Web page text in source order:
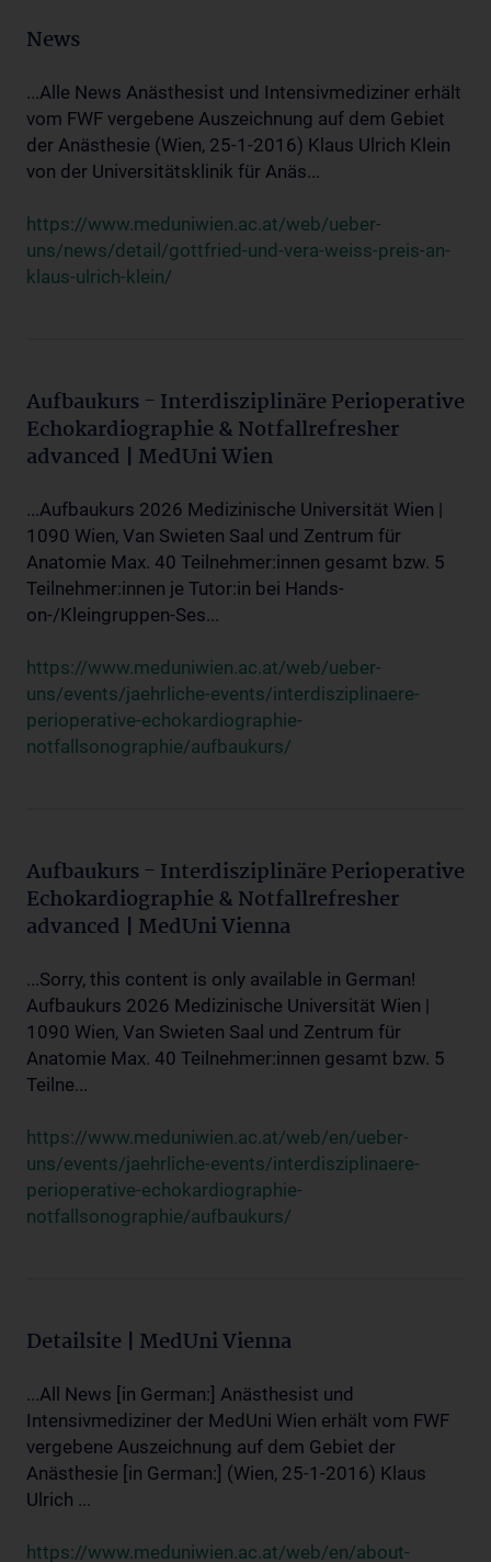
News
...Alle News Anästhesist und Intensivmediziner erhält
vom FWF vergebene Auszeichnung auf dem Gebiet
der Anästhesie (Wien, 25-1-2016) Klaus Ulrich Klein
von der Universitätsklinik für Anäs...
https://www.meduniwien.ac.at/web/ueber-
uns/news/detail/gottfried-und-vera-weiss-preis-an-
klaus-ulrich-klein/
Aufbaukurs - Interdisziplinäre Perioperative
Echokardiographie & Notfallrefresher
advanced | MedUni Wien
...Aufbaukurs 2026 Medizinische Universität Wien |
1090 Wien, Van Swieten Saal und Zentrum für
Anatomie Max. 40 Teilnehmer:innen gesamt bzw. 5
Teilnehmer:innen je Tutor:in bei Hands-
on-/Kleingruppen-Ses...
https://www.meduniwien.ac.at/web/ueber-
uns/events/jaehrliche-events/interdisziplinaere-
perioperative-echokardiographie-
notfallsonographie/aufbaukurs/
Aufbaukurs - Interdisziplinäre Perioperative
Echokardiographie & Notfallrefresher
advanced | MedUni Vienna
...Sorry, this content is only available in German!
Aufbaukurs 2026 Medizinische Universität Wien |
1090 Wien, Van Swieten Saal und Zentrum für
Anatomie Max. 40 Teilnehmer:innen gesamt bzw. 5
Teilne...
https://www.meduniwien.ac.at/web/en/ueber-
uns/events/jaehrliche-events/interdisziplinaere-
perioperative-echokardiographie-
notfallsonographie/aufbaukurs/
Detailsite | MedUni Vienna
...All News [in German:] Anästhesist und
Intensivmediziner der MedUni Wien erhält vom FWF
vergebene Auszeichnung auf dem Gebiet der
Anästhesie [in German:] (Wien, 25-1-2016) Klaus
Ulrich ...
https://www.meduniwien.ac.at/web/en/about-